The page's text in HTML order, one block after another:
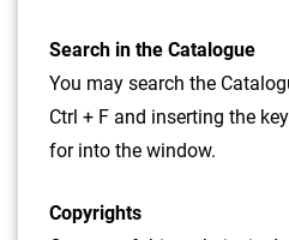
Search in the Catalogue
You may search the
Ctrl + F and inserting the
for into the window.
Copyrights